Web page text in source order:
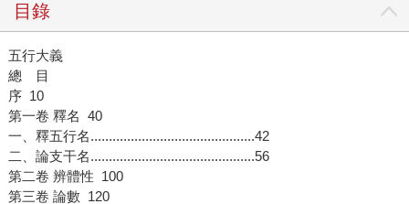
目錄
五行大義
總 目
序 10
第一卷 釋名 40
一、釋五行名.............................................42
二、論支干名.............................................56
第二卷 辨體性 100
第三卷 論數 120